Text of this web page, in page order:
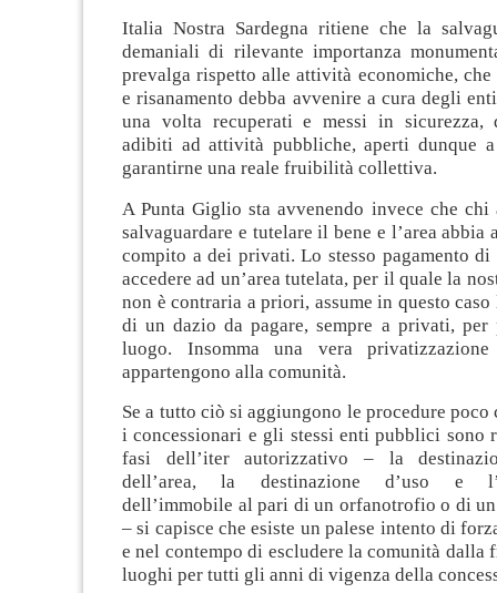
Italia Nostra Sardegna ritiene che la
demaniali di rilevante importanza
prevalga rispetto alle attività economiche,
e risanamento debba avvenire a cura degli
una volta recuperati e messi in sicurezza,
adibiti ad attività pubbliche, aperti dunque
garantirne una reale fruibilità collettiva.
A Punta Giglio sta avvenendo invece che chi
salvaguardare e tutelare il bene e l’area abbia
compito a dei privati. Lo stesso pagamento
accedere ad un’area tutelata, per il quale la
non è contraria a priori, assume in questo
di un dazio da pagare, sempre a privati,
luogo. Insomma una vera
appartengono alla comunità.
Se a tutto ciò si aggiungono le procedure
i concessionari e gli stessi enti pubblici sono
fasi dell’iter autorizzativo – la
dell’area, la destinazione d’uso e
dell’immobile al pari di un orfanotrofio o di
– si capisce che esiste un palese intento di
e nel contempo di escludere la comunità dalla
luoghi per tutti gli anni di vigenza della